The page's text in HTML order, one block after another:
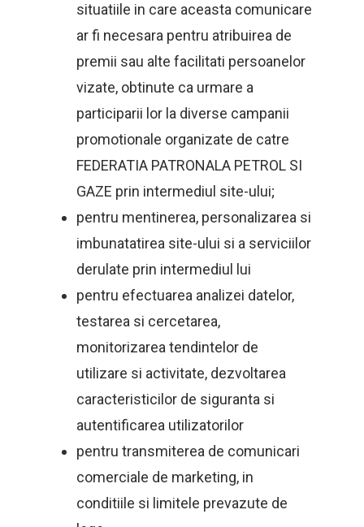
situatiile in care aceasta comunicare
ar fi necesara pentru atribuirea de
premii sau alte facilitati persoanelor
vizate, obtinute ca urmare a
participarii lor la diverse campanii
promotionale organizate de catre
FEDERATIA PATRONALA PETROL SI
GAZE prin intermediul site-ului;
pentru mentinerea, personalizarea si
imbunatatirea site-ului si a serviciilor
derulate prin intermediul lui
pentru efectuarea analizei datelor,
testarea si cercetarea,
monitorizarea tendintelor de
utilizare si activitate, dezvoltarea
caracteristicilor de siguranta si
autentificarea utilizatorilor
pentru transmiterea de comunicari
comerciale de marketing, in
conditiile si limitele prevazute de